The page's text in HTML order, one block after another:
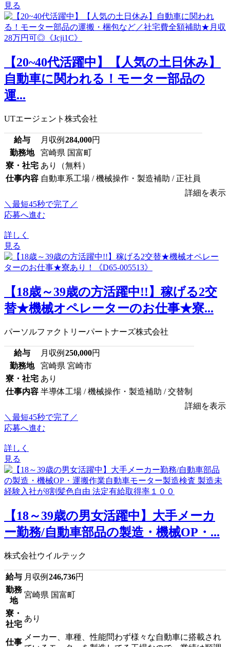
見る
【20~40代活躍中】【人気の土日休み】
自動車に関われる！モーター部品の
運...
UTエージェント株式会社
給与 月収例 284,000円
勤務地
宮崎県 国富町
寮・社宅 あり（無料）
仕事内容 自動車系工場 / 機械操作・製造補助 / 正社員
詳細を表示
＼最短45秒で完了／
応募へ進む
詳しく
見る
【18歳～39歳の方活躍中!!】稼げる2交
替★機械オペレーターのお仕事★寮...
パーソルファクトリーパートナーズ株式会社
給与 月収例 250,000円
勤務地
宮崎県 宮崎市
寮・社宅 あり
仕事内容 半導体工場 / 機械操作・製造補助 / 交替制
詳細を表示
＼最短45秒で完了／
応募へ進む
詳しく
見る
【18～39歳の男女活躍中】大手メーカ
ー勤務/自動車部品の製造・機械OP・...
株式会社ウイルテック
給与 月収例 246,736円
勤務
地
宮崎県 国富町
寮・
社宅
あり
仕事
メーカー、車種、性能問わず様々な自動車に搭載され